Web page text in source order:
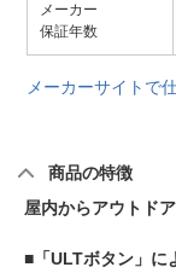
メーカー
保証年数
メーカーサイトで
商品の特徴
屋内からアウトド
■「ULTボタン」に